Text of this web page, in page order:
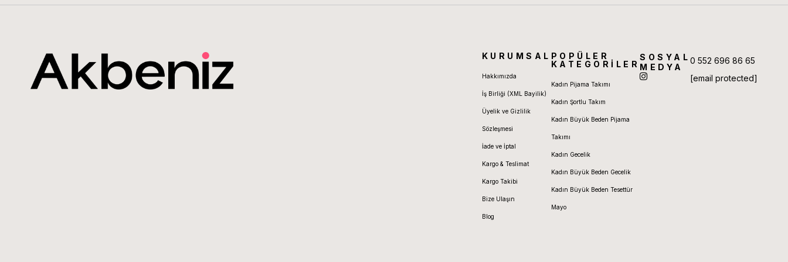
KURUMSAL
Hakkımızda
İş Birliği (XML Bayilik)
Üyelik ve Gizlilik
Sözleşmesi
İade ve İptal
Kargo & Teslimat
Kargo Takibi
Bize Ulaşın
Blog
POPÜLER
KATEGORİLER
Kadın Pijama Takımı
Kadın Şortlu Takım
Kadın Büyük Beden Pijama
Takımı
Kadın Gecelik
Kadın Büyük Beden Gecelik
Kadın Büyük Beden Tesettür
Mayo
SOSYAL
MEDYA
0 552 696 86 65
[email protected]